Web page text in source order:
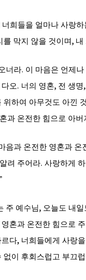
너희들을 얼마나 사랑
를 막지 않을 것이며, 내
너라. 이 마음은 언제
오. 너의 영혼, 전 생명,
위하여 아무것도 아낀
과 온전한 힘으로 아
음과 온전한 영혼과 온
려 주어라. 사랑하게
주 예수님, 오늘도 내
혼과 온전한 힘으로
르다, 너희들에게 사랑
없이 후회스럽고 부끄